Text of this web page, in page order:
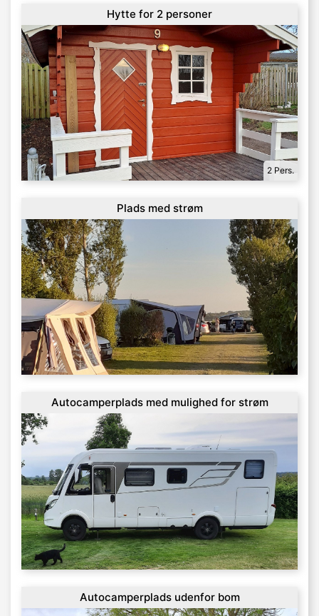
Hytte for 2 personer
2 Pers.
Plads med strøm
Autocamperplads med mulighed for strøm
Autocamperplads udenfor bom